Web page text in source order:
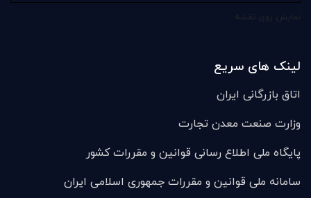
لینک های سریع
اتاق بازرگانی ایران
وزارت صنعت معدن تجارت
پایگاه ملی اطلاع رسانی قوانین و مقررات کشور
سامانه ملی قوانين و مقررات جمهوری اسلامی ایران